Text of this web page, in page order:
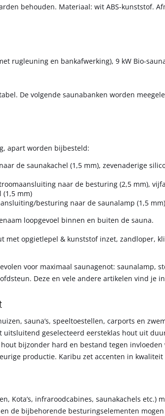
behouden. Materiaal: wit ABS-kunststof.
rugleuning en bankafwerking), 9 kW Bio-
De volgende saunabanken worden
apart worden bijbesteld:
de saunakachel (1,5 mm), zevenaderige
naar de besturing (2,5 mm),
(1,5 mm)
besturing naar de saunalamp (1,5 mm)
loopgevoel binnen en buiten de sauna.
met opgietlepel & kunststof inzet, zandloper,
voor maximaal saunagenot: saunalamp,
Deze en vele andere artikelen vind je
sauna’s, speeltoestellen, carports en
geselecteerd eersteklas hout uit
bijzonder hard en bestand tegen
productie. Karibu zet accenten in kwaliteit
Kota’s, infraroodcabines, saunakachels etc.)
de bijbehorende besturingselementen